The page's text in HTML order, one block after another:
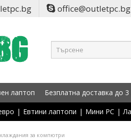
office@outletpc.bg
лаптоп Безплатна доставка до 3
| Евтини лаптопи | Мини PC |
за компютри